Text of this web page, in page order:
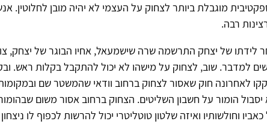
מוגבלת ביותר לצחוק על העצמי לא יהיה מובן לחלוטין.
רבה.
לידתו של יצחק התרשמה שרה שישמעאל, אחיו הבוגר של יצחק,
למדבר. שוב, לצחוק על מישהו לא יכול להתקבל בקלות ראש.
לאחרונה חוק שאסור לצחוק ברחוב וודאי שהמשטר שם
יסבול הומור על חשבון השליטים. הצחוק ברחוב אסור משום
וחולשותיו ואיזה שלטון טוטליטרי יכול להרשות לכפוף לו